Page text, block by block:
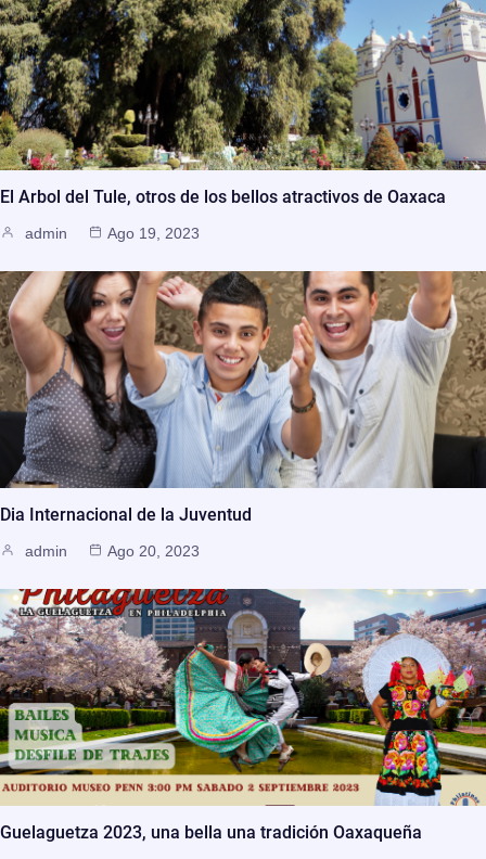
El Arbol del Tule, otros de los bellos atractivos de Oaxaca
admin Ago 19, 2023
Dia Internacional de la Juventud
admin Ago 20, 2023
Guelaguetza 2023, una bella una tradición Oaxaqueña